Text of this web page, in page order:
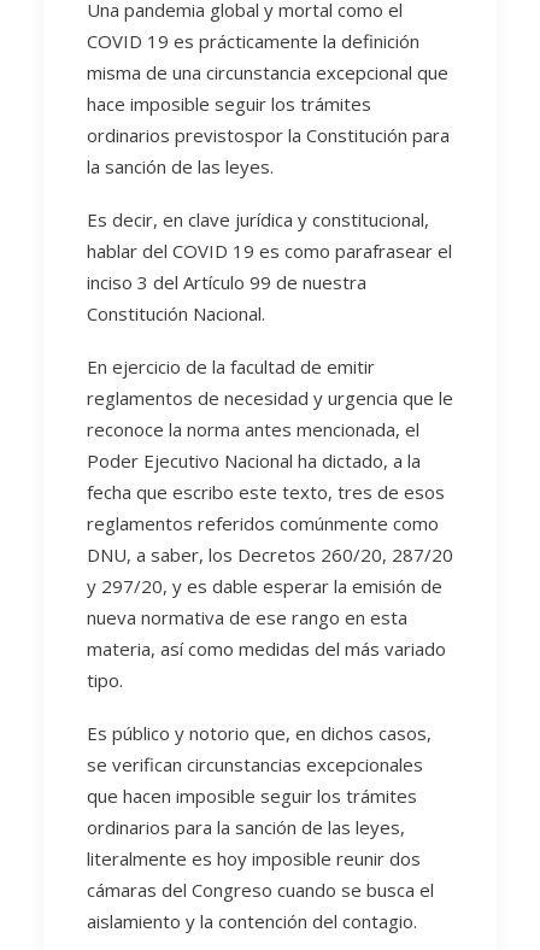
Una pandemia global y mortal como el
COVID 19 es prácticamente la definición
misma de una circunstancia excepcional que
hace imposible seguir los trámites
ordinarios previstospor la Constitución para
la sanción de las leyes.
Es decir, en clave jurídica y constitucional,
hablar del COVID 19 es como parafrasear el
inciso 3 del Artículo 99 de nuestra
Constitución Nacional.
En ejercicio de la facultad de emitir
reglamentos de necesidad y urgencia que le
reconoce la norma antes mencionada, el
Poder Ejecutivo Nacional ha dictado, a la
fecha que escribo este texto, tres de esos
reglamentos referidos comúnmente como
DNU, a saber, los Decretos 260/20, 287/20
y 297/20, y es dable esperar la emisión de
nueva normativa de ese rango en esta
materia, así como medidas del más variado
tipo.
Es público y notorio que, en dichos casos,
se verifican circunstancias excepcionales
que hacen imposible seguir los trámites
ordinarios para la sanción de las leyes,
literalmente es hoy imposible reunir dos
cámaras del Congreso cuando se busca el
aislamiento y la contención del contagio.